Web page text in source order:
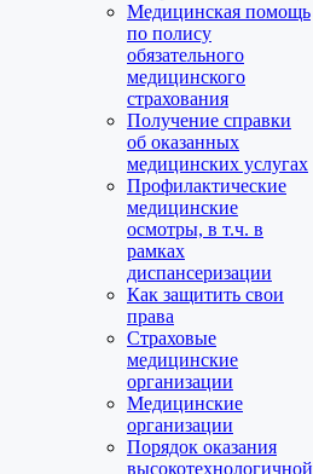
Медицинская помощь
по полису
обязательного
медицинского
страхования
Получение справки
об оказанных
медицинских услугах
Профилактические
медицинские
осмотры, в т.ч. в
рамках
диспансеризации
Как защитить свои
права
Страховые
медицинские
организации
Медицинские
организации
Порядок оказания
высокотехнологичной